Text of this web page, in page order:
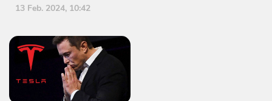
13 Feb. 2024, 10:42